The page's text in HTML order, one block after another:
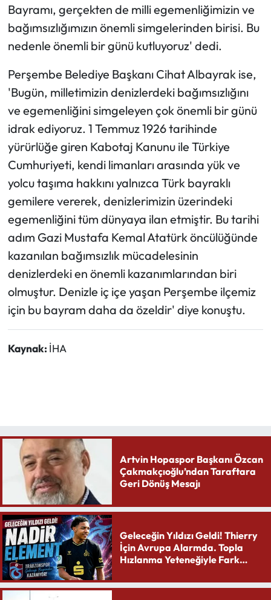
Bayramı, gerçekten de milli egemenliğimizin ve
bağımsızlığımızın önemli simgelerinden birisi. Bu
nedenle önemli bir günü kutluyoruz' dedi.
Perşembe Belediye Başkanı Cihat Albayrak ise,
'Bugün, milletimizin denizlerdeki bağımsızlığını
ve egemenliğini simgeleyen çok önemli bir günü
idrak ediyoruz. 1 Temmuz 1926 tarihinde
yürürlüğe giren Kabotaj Kanunu ile Türkiye
Cumhuriyeti, kendi limanları arasında yük ve
yolcu taşıma hakkını yalnızca Türk bayraklı
gemilere vererek, denizlerimizin üzerindeki
egemenliğini tüm dünyaya ilan etmiştir. Bu tarihi
adım Gazi Mustafa Kemal Atatürk öncülüğünde
kazanılan bağımsızlık mücadelesinin
denizlerdeki en önemli kazanımlarından biri
olmuştur. Denizle iç içe yaşan Perşembe ilçemiz
için bu bayram daha da özeldir' diye konuştu.
Kaynak: İHA
Artvin Hopaspor Başkanı Özcan
Çakmakçıoğlu’ndan Taraftara
Geri Dönüş Mesajı
Geleceğin Yıldızı Geldi! Thierry
İçin Avrupa Alarmda. Topla
Hızlanma Yeteneğiyle Fark